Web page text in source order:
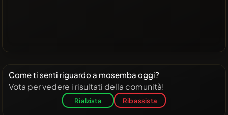
Come ti senti riguardo a mosemba oggi?
Vota per vedere i risultati della comunità!
Rialzista Ribassista